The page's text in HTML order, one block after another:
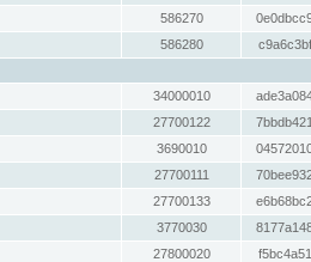
586270
586280
34000010
27700122
3690010
27700111
27700133
3770030
27800020